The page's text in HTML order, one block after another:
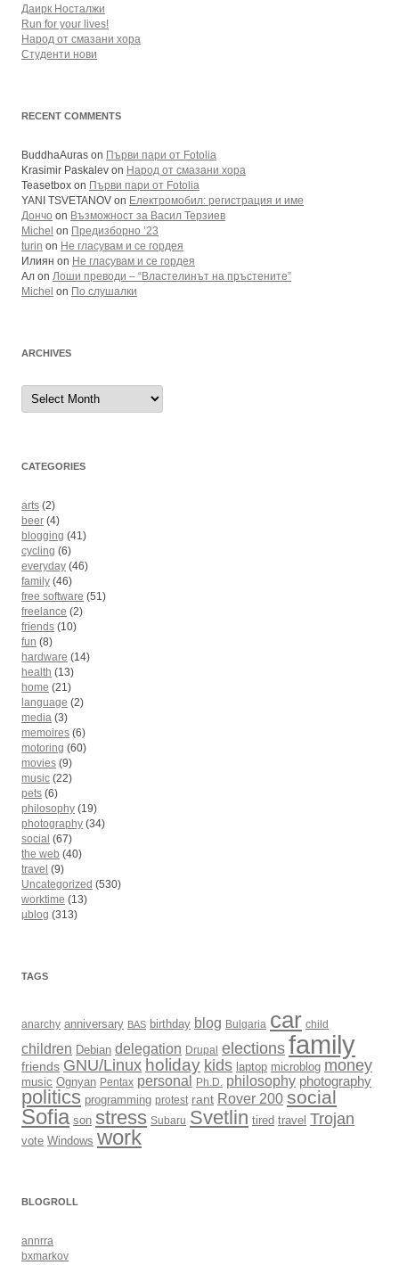
Даирк Носталжи
Run for your lives!
Народ от смазани хора
Студенти нови
RECENT COMMENTS
BuddhaAuras on Първи пари от Fotolia
Krasimir Paskalev on Народ от смазани хора
Teasetbox on Първи пари от Fotolia
YANI TSVETANOV on Електромобил: регистрация и име
Дончо on Възможност за Васил Терзиев
Michel on Предизборно ’23
turin on Не гласувам и се гордея
Илиян on Не гласувам и се гордея
Ал on Лоши преводи – “Властелинът на пръстените”
Michel on По слушалки
ARCHIVES
Archives
CATEGORIES
arts (2)
beer (4)
blogging (41)
cycling (6)
everyday (46)
family (46)
free software (51)
freelance (2)
friends (10)
fun (8)
hardware (14)
health (13)
home (21)
language (2)
media (3)
memoires (6)
motoring (60)
movies (9)
music (22)
pets (6)
philosophy (19)
photography (34)
social (67)
the web (40)
travel (9)
Uncategorized (530)
worktime (13)
µblog (313)
TAGS
anarchy anniversary BAS birthday blog Bulgaria car child
children Debian delegation Drupal elections family
friends GNU/Linux holiday kids laptop microblog money
music Ognyan Pentax personal Ph.D. philosophy photography
politics programming protest rant Rover 200 social
Sofia son stress Subaru Svetlin tired travel Trojan
vote Windows work
BLOGROLL
annrra
bxmarkov